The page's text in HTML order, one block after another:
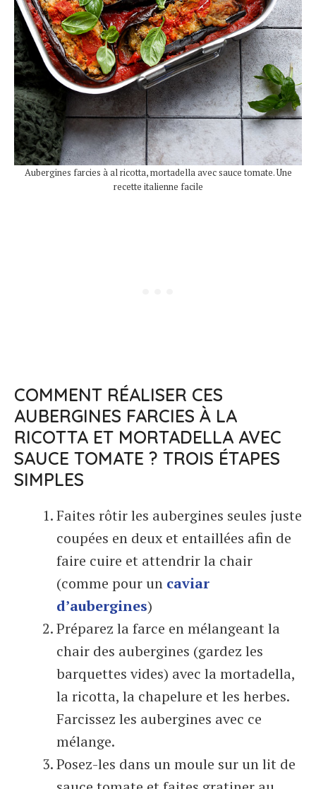
Aubergines farcies à al ricotta, mortadella avec sauce tomate. Une
recette italienne facile
COMMENT RÉALISER CES
AUBERGINES FARCIES À LA
RICOTTA ET MORTADELLA AVEC
SAUCE TOMATE ? TROIS ÉTAPES
SIMPLES
Faites rôtir les aubergines seules juste
coupées en deux et entaillées afin de
faire cuire et attendrir la chair
(comme pour un caviar
d’aubergines)
Préparez la farce en mélangeant la
chair des aubergines (gardez les
barquettes vides) avec la mortadella,
la ricotta, la chapelure et les herbes.
Farcissez les aubergines avec ce
mélange.
Posez-les dans un moule sur un lit de